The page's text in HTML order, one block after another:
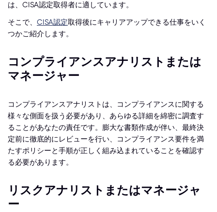
は、CISA認定取得者に適しています。
そこで、 CISA認定取得後にキャリアアップできる仕事をいく
つかご紹介します。
コンプライアンスアナリストまたは
マネージャー
コンプライアンスアナリストは、コンプライアンスに関する
様々な側面を扱う必要があり、あらゆる詳細を綿密に調査す
ることがあなたの責任です。膨大な書類作成が伴い、最終決
定前に徹底的にレビューを行い、コンプライアンス要件を満
たすポリシーと手順が正しく組み込まれていることを確認す
る必要があります。
リスクアナリストまたはマネージャ
ー